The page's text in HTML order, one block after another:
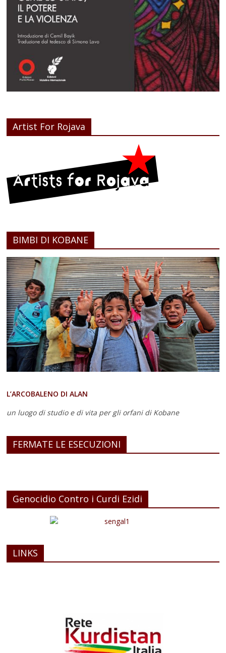
Artist For Rojava
BIMBI DI KOBANE
L’ARCOBALENO DI ALAN
un luogo di studio e di vita per gli orfani di Kobane
FERMATE LE ESECUZIONI
Genocidio Contro i Curdi Ezidi
LINKS